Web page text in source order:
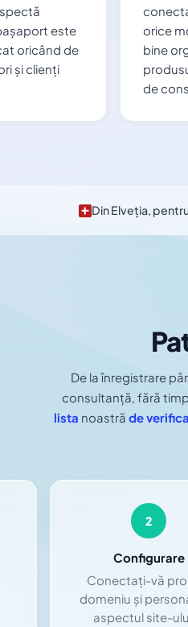
este
oricând de
și clienți
orice
bine
de
Din Elveția,
De la înregistrare
consultanță, fără
lista noastră de
2
Configurare
Conectați-vă
domeniu și
aspectul site-